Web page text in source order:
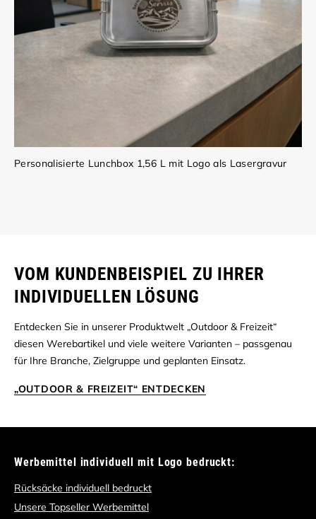
Personalisierte Lunchbox 1,56 L mit Logo als Lasergravur
VOM KUNDENBEISPIEL ZU IHRER
INDIVIDUELLEN LÖSUNG
Entdecken Sie in unserer Produktwelt „Outdoor & Freizeit“
diesen Werebartikel und viele weitere Varianten – passgenau
für Ihre Branche, Zielgruppe und geplanten Einsatz.
„OUTDOOR & FREIZEIT“ ENTDECKEN
Werbemittel individuell mit Logo bedruckt:
Rücksäcke individuell bedruckt
Unsere Topseller Werbemittel